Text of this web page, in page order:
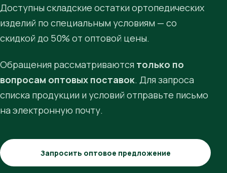
Доступны складские остатки ортопедических
изделий по специальным условиям — со
скидкой до 50% от оптовой цены.
Обращения рассматриваются только по
вопросам оптовых поставок. Для запроса
списка продукции и условий отправьте письмо
на электронную почту.
Запросить оптовое предложение